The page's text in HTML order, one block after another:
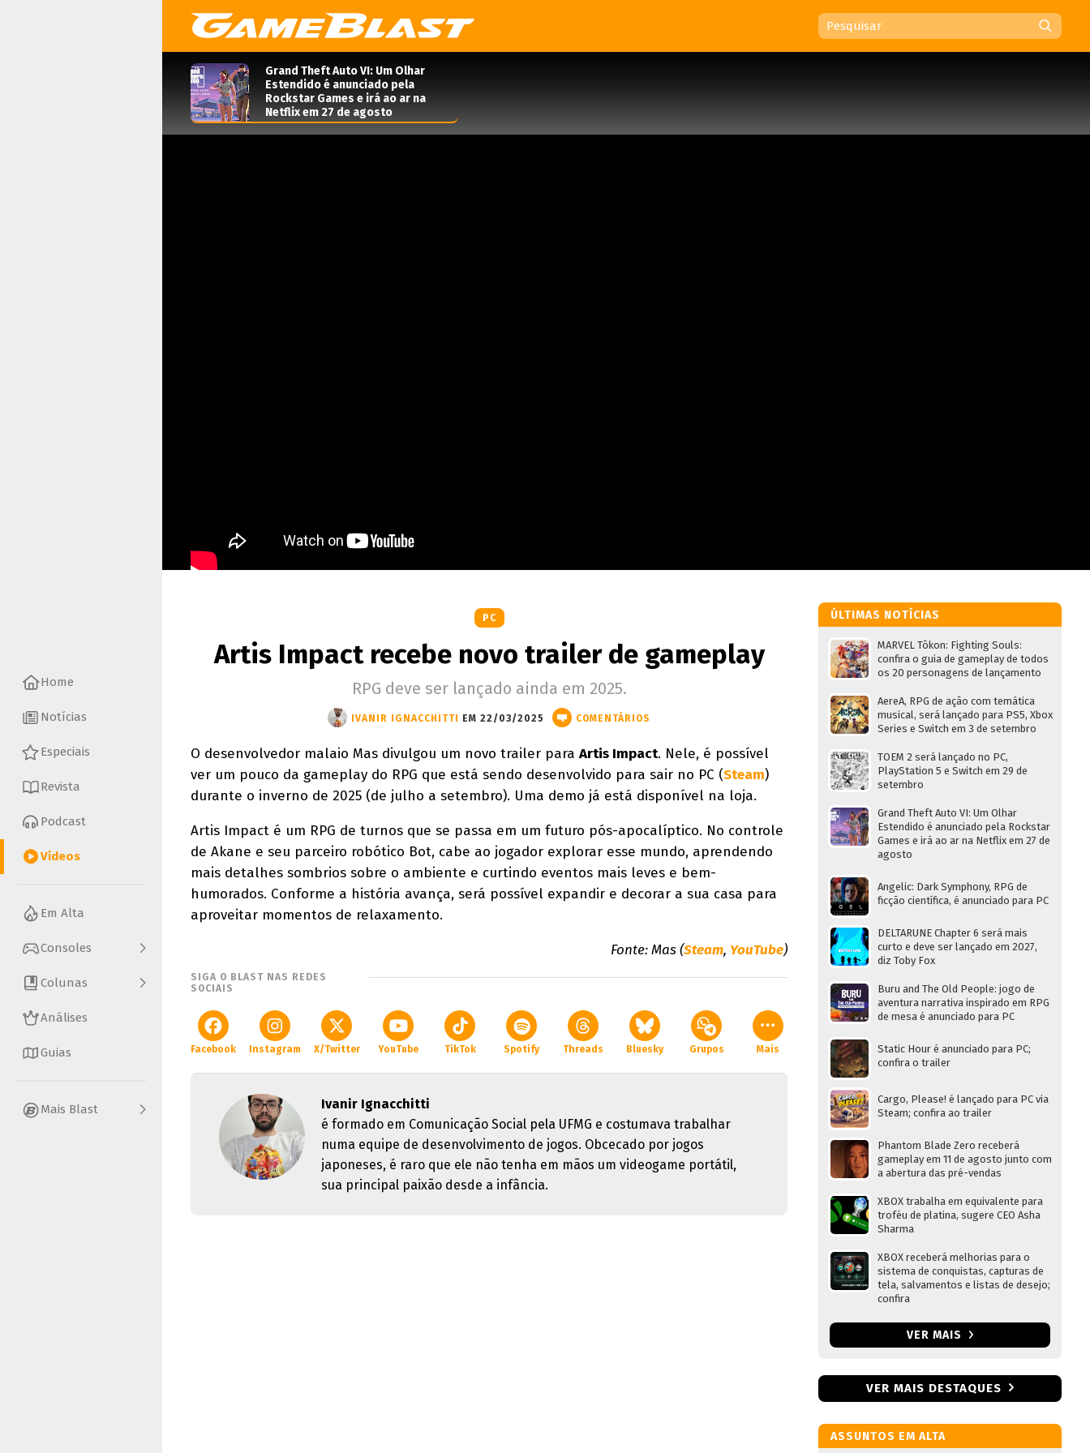
Home
Notícias
Especiais
Revista
Podcast
Vídeos
Em Alta
Consoles
Colunas
Análises
Guias
Mais Blast
Grand Theft Auto VI: Um Olhar
Estendido é anunciado pela
Rockstar Games e irá ao ar na
Netflix em 27 de agosto
PC
Artis Impact recebe novo trailer de gameplay
RPG deve ser lançado ainda em 2025.
IVANIR IGNACCHITTI EM 22/03/2025 COMENTÁRIOS
O desenvolvedor malaio Mas divulgou um novo trailer para Artis Impact. Nele, é possível
ver um pouco da gameplay do RPG que está sendo desenvolvido para sair no PC (Steam)
durante o inverno de 2025 (de julho a setembro). Uma demo já está disponível na loja.
Artis Impact é um RPG de turnos que se passa em um futuro pós-apocalíptico. No controle
de Akane e seu parceiro robótico Bot, cabe ao jogador explorar esse mundo, aprendendo
mais detalhes sombrios sobre o ambiente e curtindo eventos mais leves e bem-
humorados. Conforme a história avança, será possível expandir e decorar a sua casa para
aproveitar momentos de relaxamento.
Fonte: Mas (Steam, YouTube)
SIGA O BLAST NAS REDES
SOCIAIS
Facebook Instagram X/Twitter YouTube TikTok Spotify Threads Bluesky Grupos Mais
Ivanir Ignacchitti
é formado em Comunicação Social pela UFMG e costumava trabalhar
numa equipe de desenvolvimento de jogos. Obcecado por jogos
japoneses, é raro que ele não tenha em mãos um videogame portátil,
sua principal paixão desde a infância.
ÚLTIMAS NOTÍCIAS
MARVEL Tōkon: Fighting Souls:
confira o guia de gameplay de todos
os 20 personagens de lançamento
AereA, RPG de ação com temática
musical, será lançado para PS5, Xbox
Series e Switch em 3 de setembro
TOEM 2 será lançado no PC,
PlayStation 5 e Switch em 29 de
setembro
Grand Theft Auto VI: Um Olhar
Estendido é anunciado pela Rockstar
Games e irá ao ar na Netflix em 27 de
agosto
Angelic: Dark Symphony, RPG de
ficção científica, é anunciado para PC
DELTARUNE Chapter 6 será mais
curto e deve ser lançado em 2027,
diz Toby Fox
Buru and The Old People: jogo de
aventura narrativa inspirado em RPG
de mesa é anunciado para PC
Static Hour é anunciado para PC;
confira o trailer
Cargo, Please! é lançado para PC via
Steam; confira ao trailer
Phantom Blade Zero receberá
gameplay em 11 de agosto junto com
a abertura das pré-vendas
XBOX trabalha em equivalente para
troféu de platina, sugere CEO Asha
Sharma
XBOX receberá melhorias para o
sistema de conquistas, capturas de
tela, salvamentos e listas de desejo;
confira
VER MAIS
VER MAIS DESTAQUES
ASSUNTOS EM ALTA